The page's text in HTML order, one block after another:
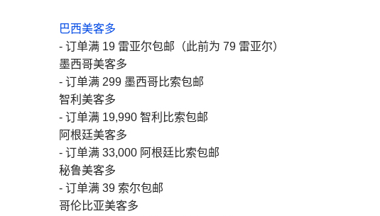
巴西美客多
- 订单满 19 雷亚尔包邮（此前为 79 雷亚尔）
墨西哥美客多
- 订单满 299 墨西哥比索包邮
智利美客多
- 订单满 19,990 智利比索包邮
阿根廷美客多
- 订单满 33,000 阿根廷比索包邮
秘鲁美客多
- 订单满 39 索尔包邮
哥伦比亚美客多